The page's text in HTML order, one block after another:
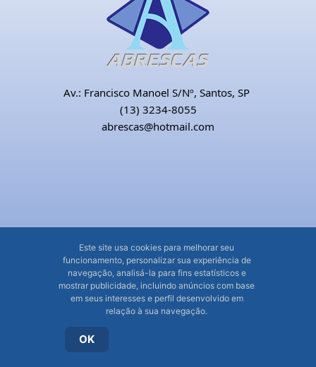
Av.: Francisco Manoel S/Nº, Santos, SP
(13) 3234-8055
abrescas@hotmail.com
Este site usa cookies para melhorar seu
funcionamento, personalizar sua experiência de
navegação, analisá-la para fins estatísticos e
mostrar publicidade, incluindo anúncios com base
em seus interesses e perfil desenvolvido em
relação à sua navegação.
OK
© Abrescas - Associação Beneficente e Recreativa